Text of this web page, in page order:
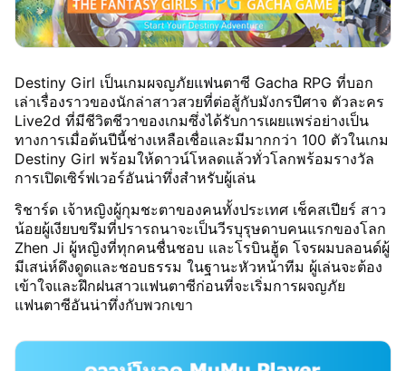
Destiny Girl เป็นเกมผจญภัยแฟนตาซี Gacha RPG ที่บอก
เล่าเรื่องราวของนักล่าสาวสวยที่ต่อสู้กับมังกรปีศาจ ตัวละคร
Live2d ที่มีชีวิตชีวาของเกมซึ่งได้รับการเผยแพร่อย่างเป็น
ทางการเมื่อต้นปีนี้ช่างเหลือเชื่อและมีมากกว่า 100 ตัวในเกม
Destiny Girl พร้อมให้ดาวน์โหลดแล้วทั่วโลกพร้อมรางวัล
การเปิดเซิร์ฟเวอร์อันน่าทึ่งสำหรับผู้เล่น
ริชาร์ด เจ้าหญิงผู้กุมชะตาของคนทั้งประเทศ เช็คสเปียร์ สาว
น้อยผู้เงียบขรึมที่ปรารถนาจะเป็นวีรบุรุษดาบคนแรกของโลก
Zhen Ji ผู้หญิงที่ทุกคนชื่นชอบ และโรบินฮู้ด โจรผมบลอนด์ผู้
มีเสน่ห์ดึงดูดและชอบธรรม ในฐานะหัวหน้าทีม ผู้เล่นจะต้อง
เข้าใจและฝึกฝนสาวแฟนตาซีก่อนที่จะเริ่มการผจญภัย
แฟนตาซีอันน่าทึ่งกับพวกเขา